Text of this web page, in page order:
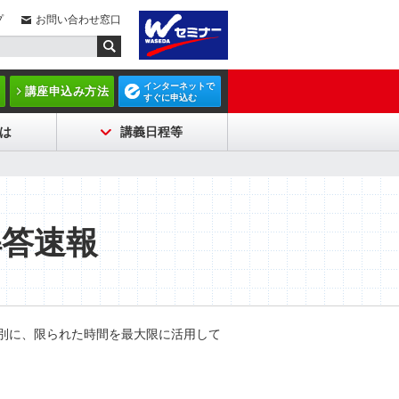
お問い合わせ窓口
講座申込み方法
インターネットで
すぐに申込む
講義日程等
速報
に、限られた時間を最大限に活用して